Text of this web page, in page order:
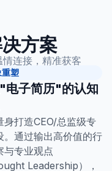
方案
连接，精准获客
塑
电子简历"的认知
身打造CEO/总监级专
。通过输出高价值的行
与专业观点
Leadership），